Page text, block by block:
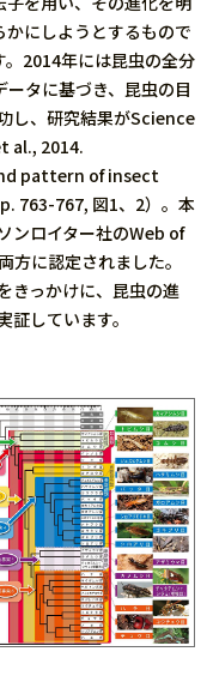
かにしようとするもので
。2014年には昆虫の全分
タに基づき、昆虫の目
し、研究結果がScience
al., 2014.
pattern of insect
763-767, 図1、2）。本
ンロイター社のWeb of
に認定されました。
きっかけに、昆虫の進
しています。